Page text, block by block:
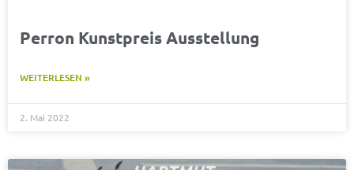
Perron Kunstpreis Ausstellung
WEITERLESEN »
2. Mai 2022